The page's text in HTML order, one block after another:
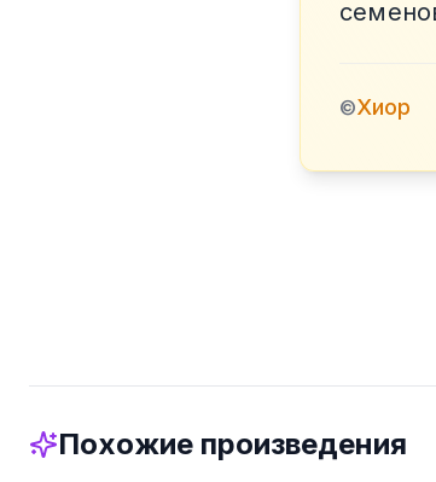
©Хиор
Похожие произведения